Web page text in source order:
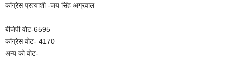
कांग्रेस प्रत्याशी -जय सिंह अग्रवाल
बीजेपी वोट-6595
कांग्रेस वोट- 4170
अन्य को वोट-